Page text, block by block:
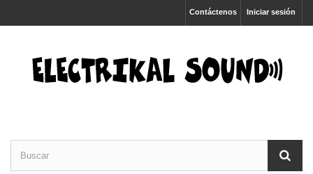
Iniciar sesión
Contáctenos